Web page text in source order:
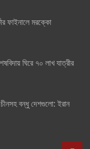
ফাইনালে মরক্কো
ঘিরে ৭০ লাখ যাত্রীর
চীনসহ বন্ধু দেশগুলো: ইরান